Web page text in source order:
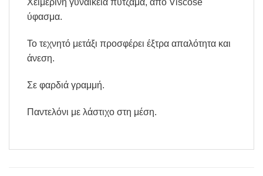
Χειμερινή γυναικεία πυτζάμα, από Viscose
ύφασμα.
Το τεχνητό μετάξι προσφέρει έξτρα απαλότητα και
άνεση.
Σε φαρδιά γραμμή.
Παντελόνι με λάστιχο στη μέση.